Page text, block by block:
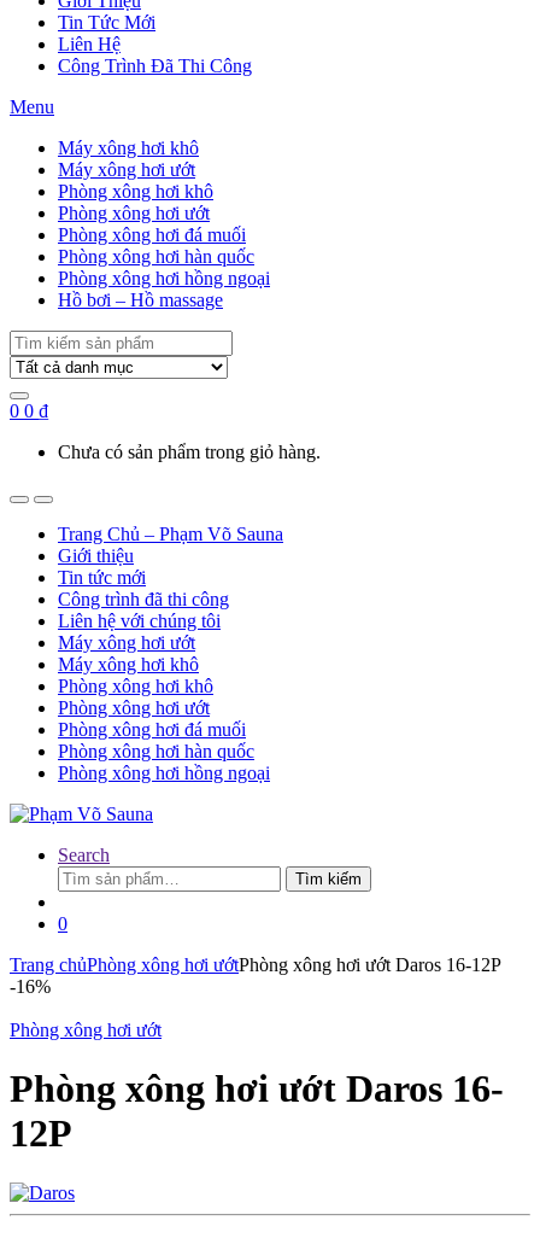
Tin Tức Mới
Liên Hệ
Công Trình Đã Thi Công
Menu
Máy xông hơi khô
Máy xông hơi ướt
Phòng xông hơi khô
Phòng xông hơi ướt
Phòng xông hơi đá muối
Phòng xông hơi hàn quốc
Phòng xông hơi hồng ngoại
Hồ bơi – Hồ massage
Search
for:
0 0 ₫
Chưa có sản phẩm trong giỏ hàng.
Trang Chủ – Phạm Võ Sauna
Giới thiệu
Tin tức mới
Công trình đã thi công
Liên hệ với chúng tôi
Máy xông hơi ướt
Máy xông hơi khô
Phòng xông hơi khô
Phòng xông hơi ướt
Phòng xông hơi đá muối
Phòng xông hơi hàn quốc
Phòng xông hơi hồng ngoại
Search
Tìm
kiếm:
Tìm kiếm
0
Trang chủPhòng xông hơi ướtPhòng xông hơi ướt Daros 16-12P
-16%
Phòng xông hơi ướt
Phòng xông hơi ướt Daros 16-
12P